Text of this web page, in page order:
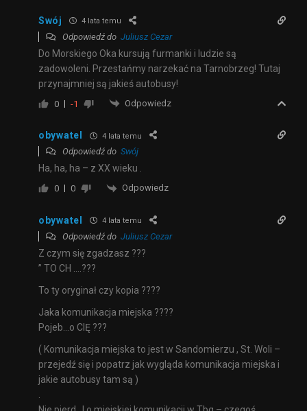
Swój 4 lata temu
Odpowiedź do Juliusz Cezar
Do Morskiego Oka kursują furmanki i ludzie są
zadowoleni. Przestańmy narzekać na Tarnobrzeg! Tutaj
przynajmniej są jakieś autobusy!
0 -1 Odpowiedz
obywatel 4 lata temu
Odpowiedź do Swój
Ha, ha, ha – z XX wieku .
0 0 Odpowiedz
obywatel 4 lata temu
Odpowiedź do Juliusz Cezar
Z czym się zgadzasz ???
” TO CH ….???
To ty oryginał czy kopia ????
Jaka komunikacja miejska ????
Pojeb…o CIĘ ???
( Komunikacja miejska to jest w Sandomierzu , St. Woli –
przejedź się i popatrz jak wygląda komunikacja miejska i
jakie autobusy tam są )